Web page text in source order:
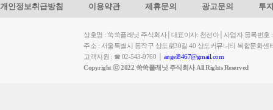
개인정보취급방침 이용약관 제휴문의 광고문의 투
상호명 : 쑥쑥플래닛 주식회사│대표이사: 천선아│사업자 등록번호
주소 : 서울특별시 동작구 상도로30길 40 상도커뮤니티 복합문화
고객지원 : ☎ 02-543-9760 │ angel8467@gmail.com
Copyright ⓒ 2022 쑥쑥플래닛 주식회사 All Rights Reserved